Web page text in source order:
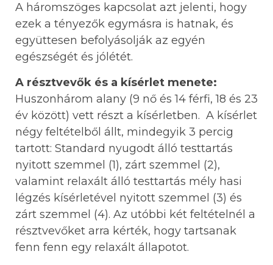
A háromszöges kapcsolat azt jelenti, hogy
ezek a tényezők egymásra is hatnak, és
együttesen befolyásolják az egyén
egészségét és jólétét.
A résztvevők és a kísérlet menete:
Huszonhárom alany (9 nő és 14 férfi, 18 és 23
év között) vett részt a kísérletben. A kísérlet
négy feltételből állt, mindegyik 3 percig
tartott: Standard nyugodt álló testtartás
nyitott szemmel (1), zárt szemmel (2),
valamint relaxált álló testtartás mély hasi
légzés kísérletével nyitott szemmel (3) és
zárt szemmel (4). Az utóbbi két feltételnél a
résztvevőket arra kérték, hogy tartsanak
fenn fenn egy relaxált állapotot.